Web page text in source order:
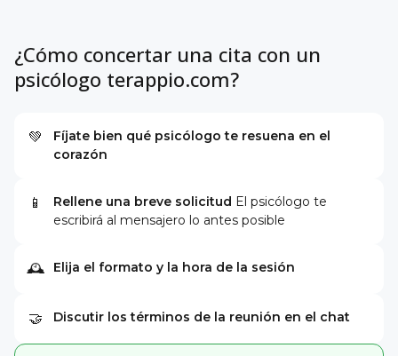
¿Cómo concertar una cita con un
psicólogo terappio.com?
💚
Fíjate bien qué psicólogo te resuena en el
corazón
📱 Rellene una breve solicitud El psicólogo te
escribirá al mensajero lo antes posible
🕰 Elija el formato y la hora de la sesión
🤝 Discutir los términos de la reunión en el chat